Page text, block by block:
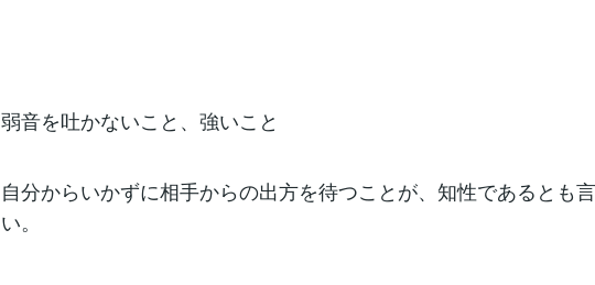
弱音を吐かないこと、強いこと
自分からいかずに相手からの出方を待つことが、知性であるとも
い。